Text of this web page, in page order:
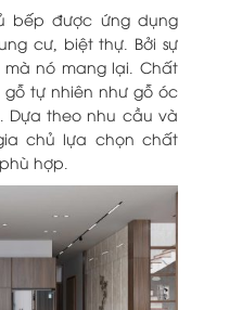
bếp được ứng dụng
cư, biệt thự. Bởi sự
nó mang lại. Chất
gỗ tự nhiên như gỗ óc
Dựa theo nhu cầu và
chủ lựa chọn chất
hợp.